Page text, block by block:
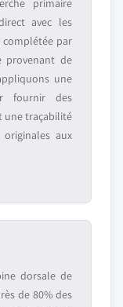
primaire
avec les
par
provenant de
une
fournir des
une traçabilité
aux
dorsale de
de 80% des